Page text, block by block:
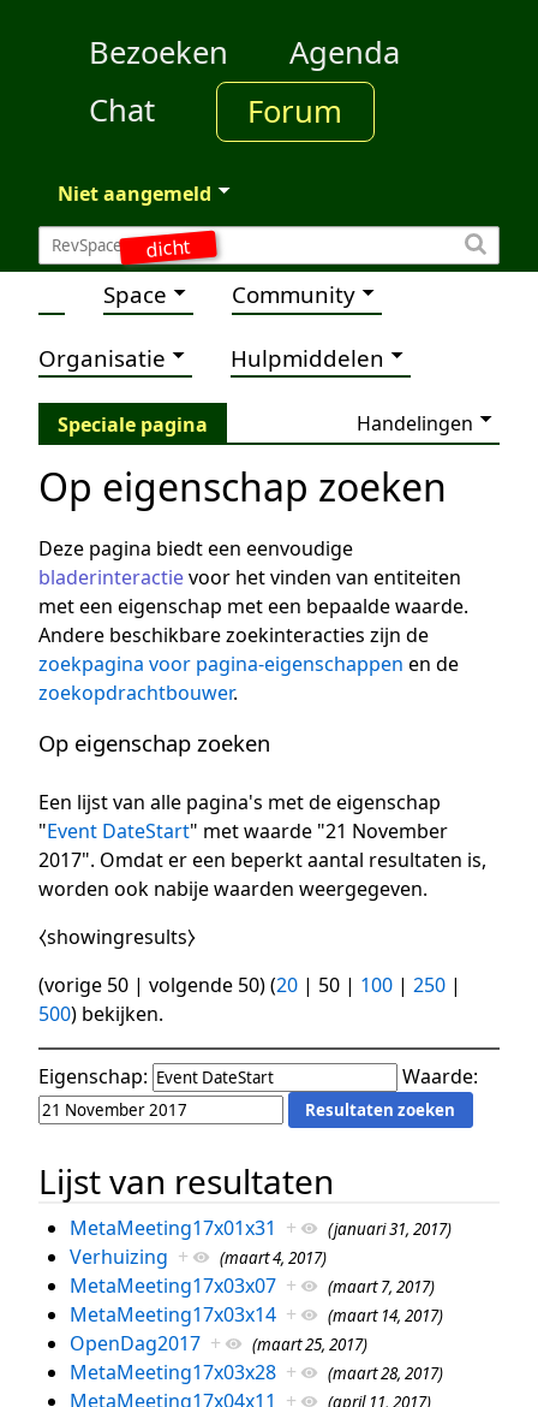
dicht
Bezoeken
Agenda
Chat
Forum
Niet aangemeld
Space Community
Organisatie Hulpmiddelen
Speciale pagina Handelingen
Op eigenschap zoeken
Deze pagina biedt een eenvoudige
bladerinteractievoor het vinden van entiteiten
met een eigenschap met een bepaalde waarde.
Andere beschikbare zoekinteracties zijn de
zoekpagina voor pagina-eigenschappen en de
zoekopdrachtbouwer.
Op eigenschap zoeken
Een lijst van alle pagina's met de eigenschap
"Event DateStart" met waarde "21 November
2017". Omdat er een beperkt aantal resultaten is,
worden ook nabije waarden weergegeven.
⧼showingresults⧽
(vorige 50 | volgende 50) (20 | 50 | 100 | 250 |
500) bekijken.
Eigenschap: Waarde:
Lijst van resultaten
MetaMeeting17x01x31 + (januari 31, 2017)
Verhuizing + (maart 4, 2017)
MetaMeeting17x03x07 + (maart 7, 2017)
MetaMeeting17x03x14 + (maart 14, 2017)
OpenDag2017 + (maart 25, 2017)
MetaMeeting17x03x28 + (maart 28, 2017)
MetaMeeting17x04x11 + (april 11, 2017)